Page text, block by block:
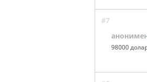
#7
98000